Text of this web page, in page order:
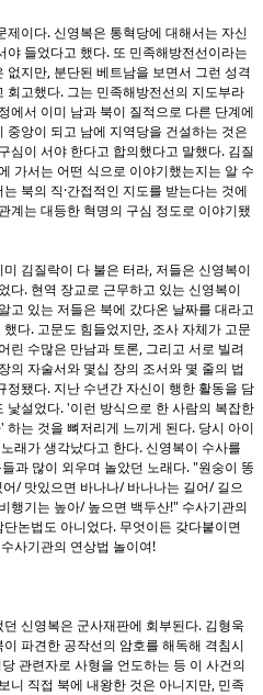
제이다. 신영복은 통혁당에 대해서는 자신
야 들었다고 했다. 또 민족해방전선이라는
없지만, 분단된 베트남을 보면서 그런 성격
회고했다. 그는 민족해방전선의 지도부라
에서 이미 남과 북이 질적으로 다른 단계에
중앙이 되고 남에 지역당을 건설하는 것은
심이 서야 한다고 합의했다고 말했다. 김질
가서는 어떤 식으로 이야기했는지는 알 수
는 북의 직·간접적인 지도를 받는다는 것에
계는 대등한 혁명의 구심 정도로 이야기됐
미 김질락이 다 불은 터라, 저들은 신영복이
다. 현역 장교로 근무하고 있는 신영복이
고 있는 저들은 북에 갔다온 날짜를 대라고
했다. 고문도 힘들었지만, 조사 자체가 고문
린 수많은 만남과 토론, 그리고 서로 빌려
의 자술서와 몇십 장의 조서와 몇 줄의 법
정됐다. 지난 수년간 자신이 행한 활동을 담
낯설었다. '이런 방식으로 한 사람의 복잡한
' 하는 것을 뼈저리게 느끼게 된다. 당시 아이
노래가 생각났다고 한다. 신영복이 수사를
과 많이 외우며 놀았던 노래다. "원숭이 똥
/ 맛있으면 바나나/ 바나나는 길어/ 길으
비행기는 높아/ 높으면 백두산!" 수사기관의
단논법도 아니었다. 무엇이든 갖다붙이면
사기관의 연상법 놀이여 !
신영복은 군사재판에 회부된다. 김형욱
파견한 공작선의 암호를 해독해 격침시
관련자로 사형을 언도하는 등 이 사건의
니 직접 북에 내왕한 것은 아니지만, 민족